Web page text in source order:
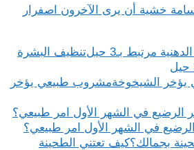
خشية أن يرى الآخرون اصفرار
تنظيف البشرة
مشروب طبيعي يؤخر
في الشهر الأول امر طبيعي؟
كيف تعتني الطحينة